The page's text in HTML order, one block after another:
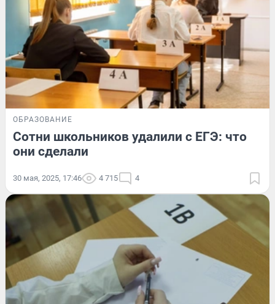
ОБРАЗОВАНИЕ
Сотни школьников удалили с ЕГЭ: что
они сделали
30 мая, 2025, 17:46 4 715 4